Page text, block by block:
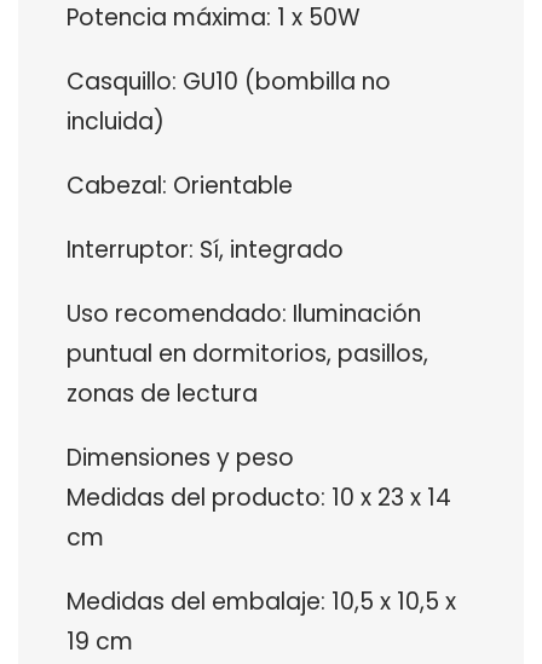
Potencia máxima: 1 x 50W
Casquillo: GU10 (bombilla no
incluida)
Cabezal: Orientable
Interruptor: Sí, integrado
Uso recomendado: Iluminación
puntual en dormitorios, pasillos,
zonas de lectura
Dimensiones y peso
Medidas del producto: 10 x 23 x 14
cm
Medidas del embalaje: 10,5 x 10,5 x
19 cm